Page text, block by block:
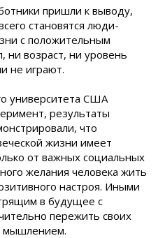
пришли к выводу,
становятся люди-
с положительным
ни возраст, ни уровень
не играют.
университета США
результаты
что
жизни имеет
от важных социальных
желания человека жить
настроя. Иными
в будущее с
пережить своих
мышлением.